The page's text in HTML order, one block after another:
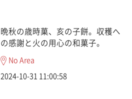
晩秋の歳時菓、亥の子餅。収穫へ
の感謝と火の用心の和菓子。
No Area
2024-10-31 11:00:58